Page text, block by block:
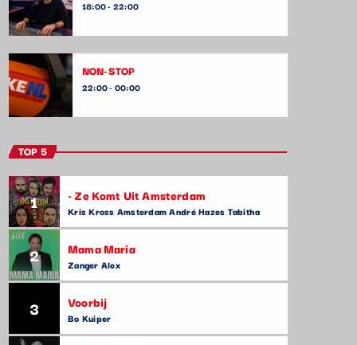
18:00 - 22:00
NON-STOP
22:00 - 00:00
TOP 5
1 - Ze Komt Uit Amsterdam
Kris Kross Amsterdam André Hazes Tabitha
2 Mama Maria
Zanger Alex
3 Voorbij
Bo Kuiper